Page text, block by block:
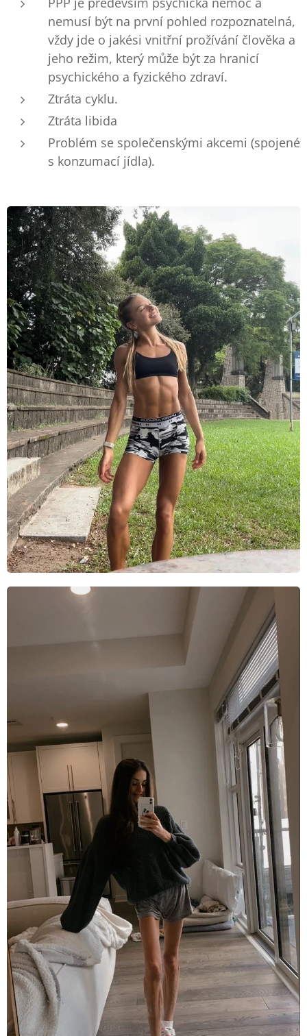
nemusí být na první pohled rozpoznatelná,
vždy jde o jakési vnitřní prožívání člověka a
jeho režim, který může být za hranicí
psychického a fyzického zdraví.
Ztráta cyklu.
Ztráta libida
Problém se společenskými akcemi (spojené
s konzumací jídla).